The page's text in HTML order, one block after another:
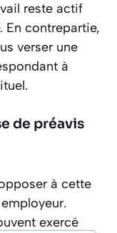
reste actif
En contrepartie,
verser une
à
de préavis
à cette
exercé